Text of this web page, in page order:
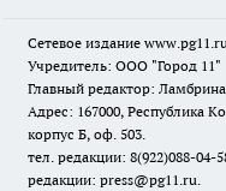
Сетевое издание
Учредитель: ООО "Город 11"
Главный редактор:
Адрес: 167000, Республика
корпус Б, оф. 503.
тел. редакции: 8(922)088-04-
редакции: press@pg11.ru.